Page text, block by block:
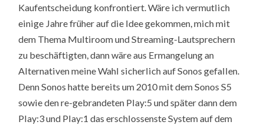
Kaufentscheidung konfrontiert. Wäre ich vermutlich
einige Jahre früher auf die Idee gekommen, mich mit
dem Thema Multiroom und Streaming-Lautsprechern
zu beschäftigten, dann wäre aus Ermangelung an
Alternativen meine Wahl sicherlich auf Sonos gefallen.
Denn Sonos hatte bereits um 2010 mit dem Sonos S5
sowie den re-gebrandeten Play:5 und später dann dem
Play:3 und Play:1 das erschlossenste System auf dem